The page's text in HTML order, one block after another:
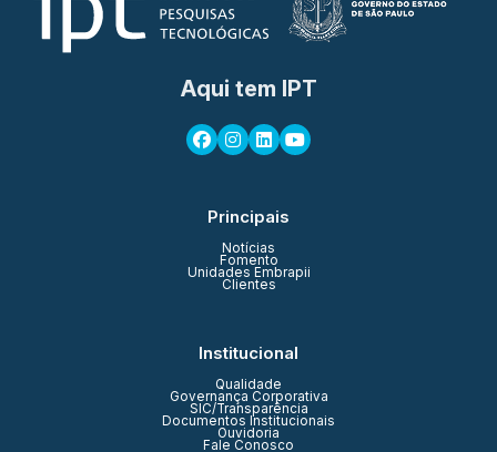
Aqui tem IPT
Principais
Notícias
Fomento
Unidades Embrapii
Clientes
Institucional
Qualidade
Governança Corporativa
SIC/Transparência
Documentos Institucionais
Ouvidoria
Fale Conosco